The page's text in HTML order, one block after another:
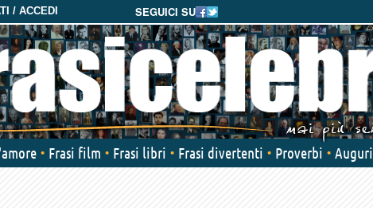
SEGUICI SU
/ ACCEDI
Frasi film Frasi libri Frasi divertenti Proverbi Auguri